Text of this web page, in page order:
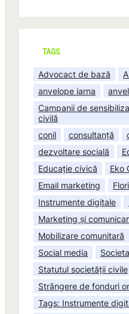
TAGS
Advocact de bază
anvelope iarna
Campanii de
civilă
conil
consultanță
dezvoltare socială
Educație civică
Eko
Email marketing
Instrumente digitale
Marketing și
Mobilizare comunitară
Social media
Statutul societății civile
Strângere de fonduri
Tags: Instrumente